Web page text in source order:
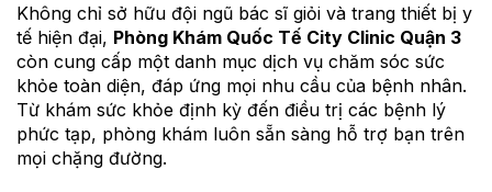
Không chỉ sở hữu đội ngũ bác sĩ giỏi và trang thiết bị y
tế hiện đại, Phòng Khám Quốc Tế City Clinic Quận 3
còn cung cấp một danh mục dịch vụ chăm sóc sức
khỏe toàn diện, đáp ứng mọi nhu cầu của bệnh nhân.
Từ khám sức khỏe định kỳ đến điều trị các bệnh lý
phức tạp, phòng khám luôn sẵn sàng hỗ trợ bạn trên
mọi chặng đường.